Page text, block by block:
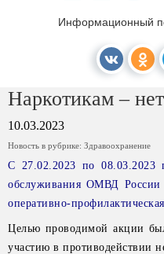
Информационный
Наркотикам –
10.03.2023
Новость в рубрике: Здравоохранение
С 27.02.2023 по 08.03.2023
обслуживания ОМВД России
оперативно-
Целью проводимой акции
участию в противодействии